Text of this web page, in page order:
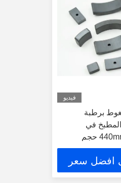
فيديو
برطبة
في
440mm × 255mm × 75mm حجم
افضل سعر